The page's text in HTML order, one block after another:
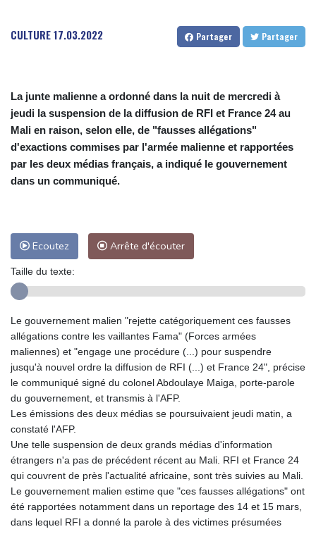
tour
CULTURE17.03.2022 Partager Partager
La junte malienne a ordonné dans la nuit de mercredi à
jeudi la suspension de la diffusion de RFI et France 24 au
Mali en raison, selon elle, de "fausses allégations"
d'exactions commises par l'armée malienne et rapportées
par les deux médias français, a indiqué le gouvernement
dans un communiqué.
Ecoutez Arrête d'écouter
Taille du texte:
Le gouvernement malien "rejette catégoriquement ces fausses
allégations contre les vaillantes Fama" (Forces armées
maliennes) et "engage une procédure (...) pour suspendre
jusqu'à nouvel ordre la diffusion de RFI (...) et France 24", précise
le communiqué signé du colonel Abdoulaye Maiga, porte-parole
du gouvernement, et transmis à l'AFP.
Les émissions des deux médias se poursuivaient jeudi matin, a
constaté l'AFP.
Une telle suspension de deux grands médias d'information
étrangers n'a pas de précédent récent au Mali. RFI et France 24
qui couvrent de près l'actualité africaine, sont très suivies au Mali.
Le gouvernement malien estime que "ces fausses allégations" ont
été rapportées notamment dans un reportage des 14 et 15 mars,
dans lequel RFI a donné la parole à des victimes présumées